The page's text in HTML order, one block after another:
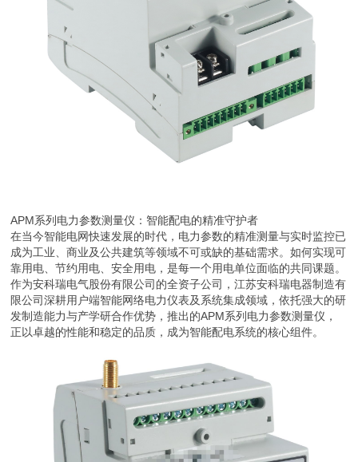
APM系列电力参数测量仪：智能配电的精准守护者
在当今智能电网快速发展的时代，电力参数的精准测量与实时监控已
成为工业、商业及公共建筑等领域不可或缺的基础需求。如何实现可
靠用电、节约用电、安全用电，是每一个用电单位面临的共同课题。
作为安科瑞电气股份有限公司的全资子公司，江苏安科瑞电器制造有
限公司深耕用户端智能网络电力仪表及系统集成领域，依托强大的研
发制造能力与产学研合作优势，推出的APM系列电力参数测量仪，
正以卓越的性能和稳定的品质，成为智能配电系统的核心组件。